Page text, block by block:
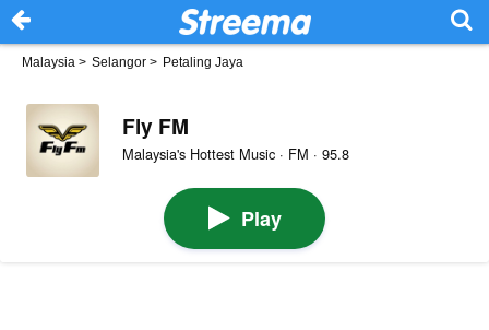
Malaysia > Selangor > Petaling Jaya
Fly FM
Malaysia's Hottest Music · FM · 95.8
Play